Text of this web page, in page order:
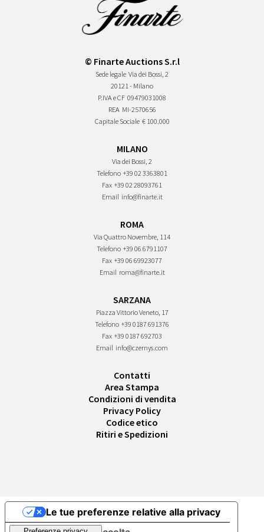
© Finarte Auctions S.r.l
Sede legale Via dei Bossi, 2
20121 - Milano
P.IVA e CF 09479031008
REA MI-2570656
Capitale Sociale € 100.000
MILANO
Via dei Bossi, 2
Telefono +39 02 3363801
Fax +39 02 28093761
Email info@finarte.it
ROMA
Via Quattro Novembre, 114
Telefono +39 06 6791107
Fax +39 06 69923077
Email roma@finarte.it
SARZANA
Piazza Vittorio Veneto, 17
Telefono +39 0187 691376
Fax +39 0187 692703
Email info@czernys.com
Contatti
Area Stampa
Condizioni di vendita
Privacy Policy
Codice etico
Ritiri e Spedizioni
Le tue preferenze relative alla privacy